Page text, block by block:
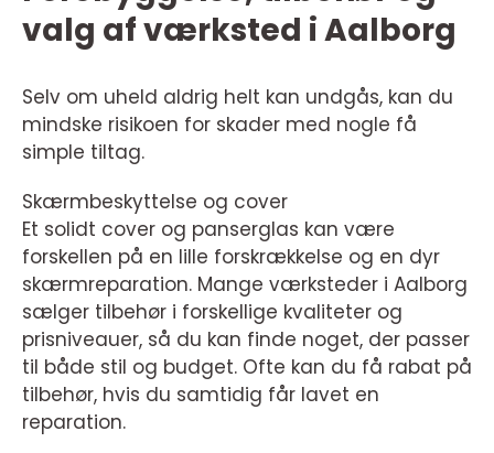
valg af værksted i Aalborg
Selv om uheld aldrig helt kan undgås, kan du
mindske risikoen for skader med nogle få
simple tiltag.
Skærmbeskyttelse og cover
Et solidt cover og panserglas kan være
forskellen på en lille forskrækkelse og en dyr
skærmreparation. Mange værksteder i Aalborg
sælger tilbehør i forskellige kvaliteter og
prisniveauer, så du kan finde noget, der passer
til både stil og budget. Ofte kan du få rabat på
tilbehør, hvis du samtidig får lavet en
reparation.